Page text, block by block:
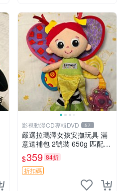
影視動漫CD專輯DVD 57
嚴選拉瑪澤女孩安撫玩具 滿
意送補包 2號裝 650g 匹配嬰
幼童舒壓好伴侶 女孩專用 安
心選擇 安撫玩偶 衝包 玩具
$359 84折
折扣碼